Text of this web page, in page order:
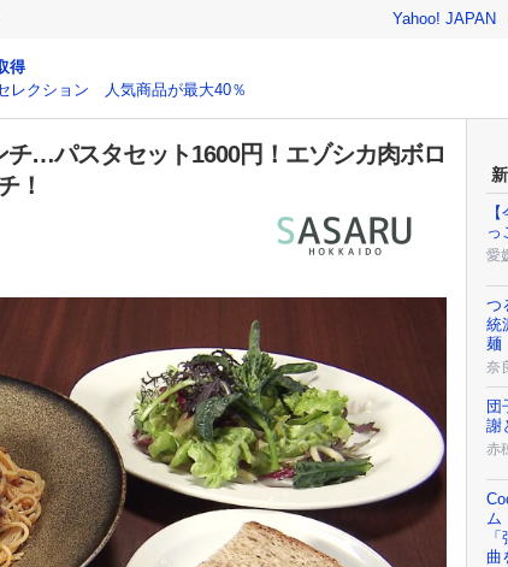
Yahoo! JAPAN
得
レクション 人気商品が最大40％
…パスタセット1600円！エゾシカ肉ボロ
！
っ
愛
つ
統
麺
奈
団
謝
赤
ム
曲